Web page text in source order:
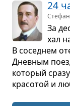
24
Стефан
За
хал
В сосед­нем
Днев­ным
кото­рый
кра­со­той и